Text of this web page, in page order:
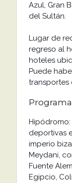
Azul, Gran
del Sultán.
Lugar de
regreso al
hoteles
Puede
transportes
deportivas
imperio
Meydani,
Fuente
Egipcio,